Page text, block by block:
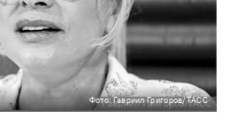
Фото: Гавриил Григоров/ТАСС